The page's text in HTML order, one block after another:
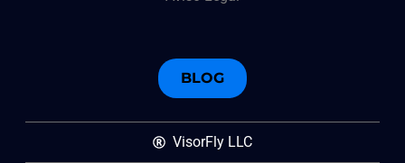
BLOG
VisorFly LLC